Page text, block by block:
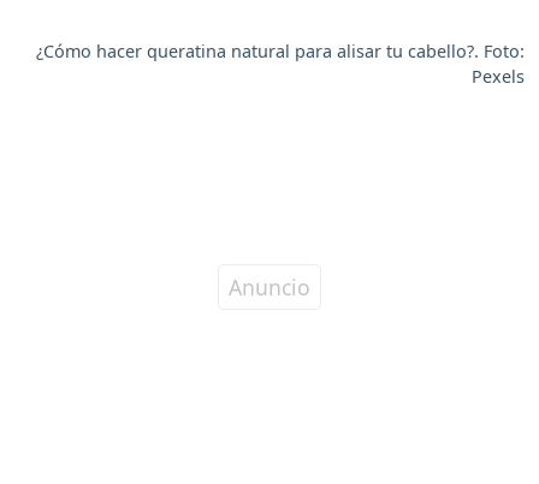
¿Cómo hacer queratina natural para alisar tu cabello?. Foto:
Pexels